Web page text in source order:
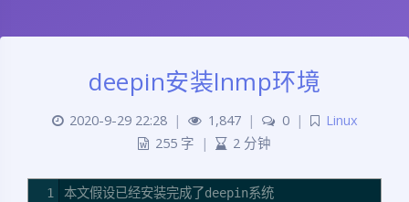
deepin安装lnmp环境
2020-9-29 22:28 | 1,847 | 0 |
Linux
255 字
| 2 分钟
1 本文假设已经安装完成了deepin系统